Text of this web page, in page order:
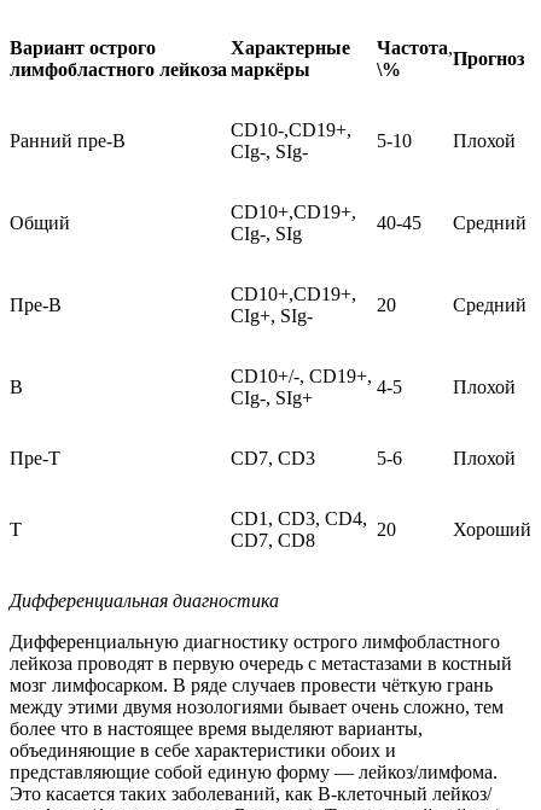
Вариант острого
лимфобластного лейкоза
Характерные
маркёры
Частота,
\%
Прогноз
Ранний пре-B
CD10-,CD19+,
CIg-, SIg-
5-10 Плохой
Общий
CD10+,CD19+,
CIg-, SIg
40-45 Средний
Пре-B
CD10+,CD19+,
CIg+, SIg-
20 Средний
B
CD10+/-, CD19+,
CIg-, SIg+
4-5 Плохой
Пре-T CD7, CD3 5-6 Плохой
T
CD1, CD3, CD4,
CD7, CD8
20 Хороший
Дифференциальная диагностика
Дифференциальную диагностику острого лимфобластного
лейкоза проводят в первую очередь с метастазами в костный
мозг лимфосарком. В ряде случаев провести чёткую грань
между этими двумя нозологиями бывает очень сложно, тем
более что в настоящее время выделяют варианты,
объединяющие в себе характеристики обоих и
представляющие собой единую форму — лейкоз/лимфома.
Это касается таких заболеваний, как В-клеточный лейкоз/